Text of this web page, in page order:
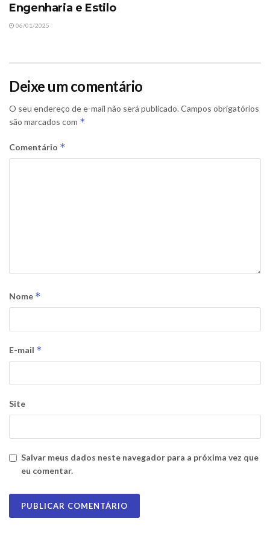
Engenharia e Estilo
06/01/2025
Deixe um comentário
O seu endereço de e-mail não será publicado. Campos obrigatórios
são marcados com *
Comentário *
Nome *
E-mail *
Site
Salvar meus dados neste navegador para a próxima vez que
eu comentar.